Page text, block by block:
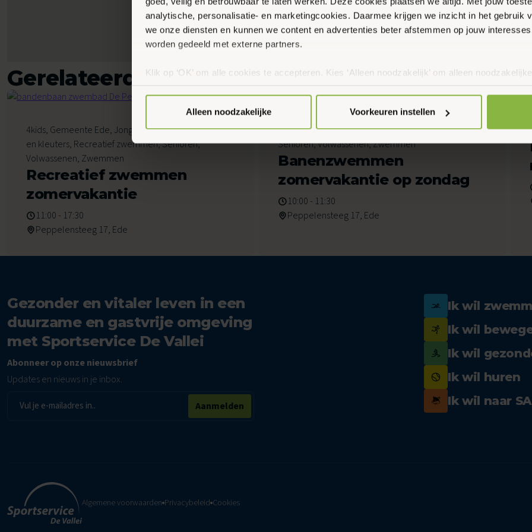
analytische, personalisatie- en marketingcookies. Daarmee krijgen we inzicht in het gebruik
we onze diensten en kunnen we content en advertenties beter afstemmen op jouw
worden gedeeld met externe partners.
Klik op ‘OK’ om alle cookies te accepteren. Kies ‘Alleen noodzakelijk’ om alleen
Alleen noodzakelijke
Voorkeuren instellen
Gerelateerde activiteiten
8
Augustus 2026
4kids, Gemeente Ede, Jongeren, Kinderen, Peuters
en kleuters, Recreatief zwemmen, Senioren,
Volwassenen, Zwemmen
Recreatief zwemmen
zomervakantie
11:00 - 17:30
Peppelensteeg 17, Ede
9
Banenzwemmen, Gemeente Ede, Jongeren,
Senioren, Volwassenen, Zwemmen
Banenzwemmen
zomervakantie op zondag
10:00 - 11:30
Peppelensteeg 17, Ede
Gezonder en vitaler leven in een
duurzame en gastvrije omgeving
met Sportservice De Vallei
Abonneer op onze nieuwsbrief
Updates en nieuws in je inbox.
E-
mailadres
Aanmelden
Ik wil
Ik wil
Ik wil
Ik wil huren
Ik wil naar
Algemene voorwaarden Privacybeleid Cookies